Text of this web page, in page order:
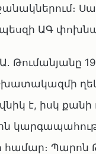
ԱԳ
Ա․
է, իսկ
Պարոն